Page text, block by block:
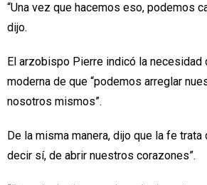
“Una vez que hacemos eso, podemos
dijo.
El arzobispo Pierre indicó la necesidad
moderna de que “podemos arreglar
nosotros mismos”.
De la misma manera, dijo que la fe trata
decir sí, de abrir nuestros corazones”.